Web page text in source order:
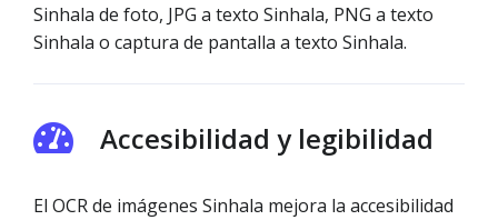
Sinhala de foto, JPG a texto Sinhala, PNG a texto
Sinhala o captura de pantalla a texto Sinhala.
Accesibilidad y legibilidad
El OCR de imágenes Sinhala mejora la accesibilidad